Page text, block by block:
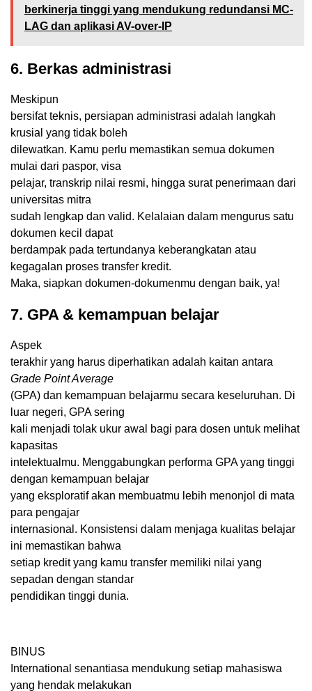
berkinerja tinggi yang mendukung redundansi MC-
LAG dan aplikasi AV-over-IP
6. Berkas administrasi
Meskipun
bersifat teknis, persiapan administrasi adalah langkah
krusial yang tidak boleh
dilewatkan. Kamu perlu memastikan semua dokumen
mulai dari paspor, visa
pelajar, transkrip nilai resmi, hingga surat penerimaan dari
universitas mitra
sudah lengkap dan valid. Kelalaian dalam mengurus satu
dokumen kecil dapat
berdampak pada tertundanya keberangkatan atau
kegagalan proses transfer kredit.
Maka, siapkan dokumen-dokumenmu dengan baik, ya!
7. GPA & kemampuan belajar
Aspek
terakhir yang harus diperhatikan adalah kaitan antara
Grade Point Average
(GPA) dan kemampuan belajarmu secara keseluruhan. Di
luar negeri, GPA sering
kali menjadi tolak ukur awal bagi para dosen untuk melihat
kapasitas
intelektualmu. Menggabungkan performa GPA yang tinggi
dengan kemampuan belajar
yang eksploratif akan membuatmu lebih menonjol di mata
para pengajar
internasional. Konsistensi dalam menjaga kualitas belajar
ini memastikan bahwa
setiap kredit yang kamu transfer memiliki nilai yang
sepadan dengan standar
pendidikan tinggi dunia.
BINUS
International senantiasa mendukung setiap mahasiswa
yang hendak melakukan